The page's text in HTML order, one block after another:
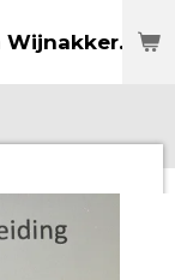
Wijnakker